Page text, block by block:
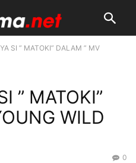
SI ” MATOKI” DALAM ” MV
” MATOKI”
WILD
0